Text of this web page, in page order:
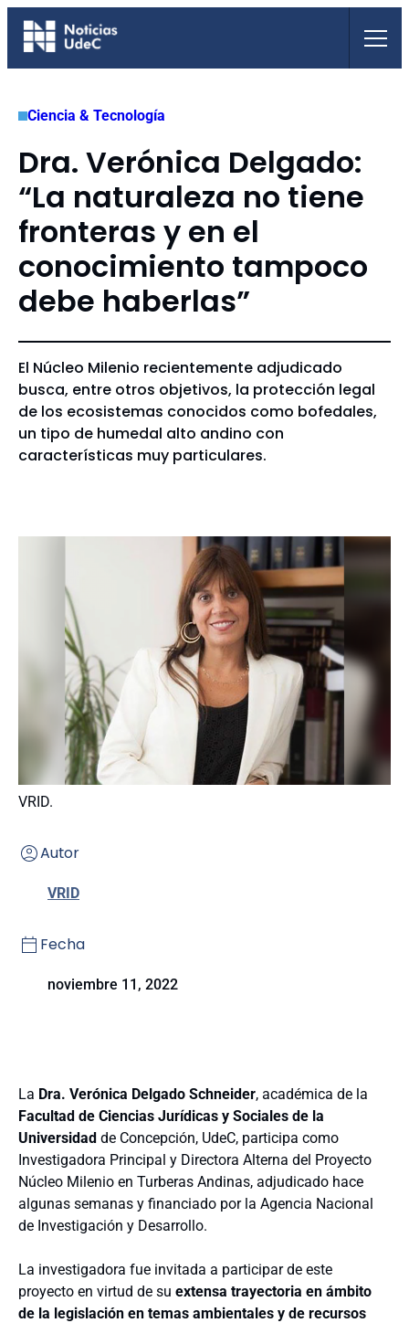
Saltar
Ciencia & Tecnología
Dra. Verónica Delgado:
“La naturaleza no tiene
fronteras y en el
conocimiento tampoco
debe haberlas”
El Núcleo Milenio recientemente adjudicado
busca, entre otros objetivos, la protección legal
de los ecosistemas conocidos como bofedales,
un tipo de humedal alto andino con
características muy particulares.
VRID.
Autor
VRID
Fecha
noviembre 11, 2022
La Dra. Verónica Delgado Schneider, académica de la
Facultad de Ciencias Jurídicas y Sociales de la
Universidad de Concepción, UdeC, participa como
Investigadora Principal y Directora Alterna del Proyecto
Núcleo Milenio en Turberas Andinas, adjudicado hace
algunas semanas y financiado por la Agencia Nacional
de Investigación y Desarrollo.
La investigadora fue invitada a participar de este
proyecto en virtud de su extensa trayectoria en ámbito
de la legislación en temas ambientales y de recursos